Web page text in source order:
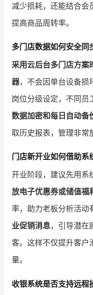
减少损耗，还能结合会
提高商品周转率。
多门店数据如何安全同
采用云后台多门店方案
器，不会因单台设备损
岗位分级设定，不同员
数据加密和每日自动备
取历史报表，管理非常
门店新开业如何借助系
开业阶段，建议先用系
放电子优惠券或储值福
率，助力老板分析活动
业促销消息，引导潜在
客。这样不仅提升客户
量。
收银系统是否支持远程